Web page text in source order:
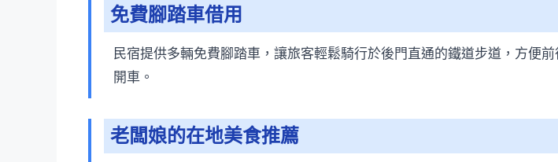
免費腳踏車借用
民宿提供多輛免費腳踏車，讓旅客輕鬆騎行於後門直通的鐵道步道，方便
開車。
老闆娘的在地美食推薦